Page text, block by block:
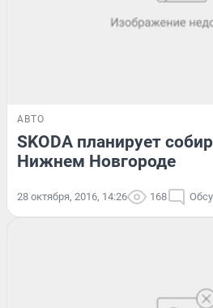
АВТО
SKODA планирует
Нижнем Новгороде
28 октября, 2016, 14:26 168